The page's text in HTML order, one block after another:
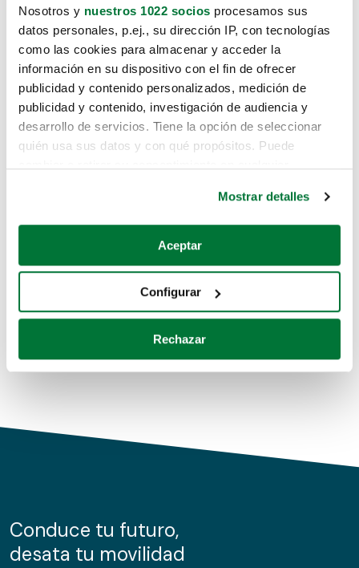
Nosotros y nuestros 1022 socios procesamos sus
datos personales, p.ej., su dirección IP, con tecnologías
como las cookies para almacenar y acceder la
información en su dispositivo con el fin de ofrecer
publicidad y contenido personalizados, medición de
publicidad y contenido, investigación de audiencia y
desarrollo de servicios. Tiene la opción de seleccionar
quién usa sus datos y con qué propósitos. Puede
Si lo permite, también quisiéramos:
Recopilar información sobre su ubicación geográfica
Identificar su dispositivo analizándolo activamente
para buscar características específicas (huellas
Obtenga más información sobre cómo se procesan sus
de cookies.
información sobre el uso que haga del sitio web con
nuestros partners de redes sociales, publicidad y análisis
Mostrar detalles
Aceptar
Configurar
Rechazar
Lo sentimos, no sabemos como
te hemos traido hasta aquí.
Pero puedes encontrar el coche que estás
buscando en alguno de estos enlaces:
Coches de segunda mano
Coches de km0
Conduce tu futuro,
desata tu movilidad